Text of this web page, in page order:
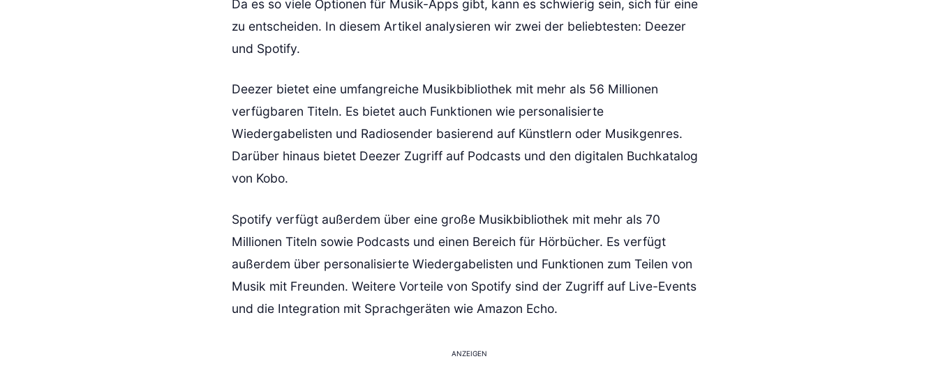
Da es so viele Optionen für Musik-Apps gibt, kann es schwierig sein, sich für eine
zu entscheiden. In diesem Artikel analysieren wir zwei der beliebtesten: Deezer
und Spotify.
Deezer bietet eine umfangreiche Musikbibliothek mit mehr als 56 Millionen
verfügbaren Titeln. Es bietet auch Funktionen wie personalisierte
Wiedergabelisten und Radiosender basierend auf Künstlern oder Musikgenres.
Darüber hinaus bietet Deezer Zugriff auf Podcasts und den digitalen Buchkatalog
von Kobo.
Spotify verfügt außerdem über eine große Musikbibliothek mit mehr als 70
Millionen Titeln sowie Podcasts und einen Bereich für Hörbücher. Es verfügt
außerdem über personalisierte Wiedergabelisten und Funktionen zum Teilen von
Musik mit Freunden. Weitere Vorteile von Spotify sind der Zugriff auf Live-Events
und die Integration mit Sprachgeräten wie Amazon Echo.
ANZEIGEN